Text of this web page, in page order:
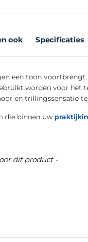
ook Specificaties
een toon
worden voor het
en trillingssensatie te
die binnen uw
dit product -